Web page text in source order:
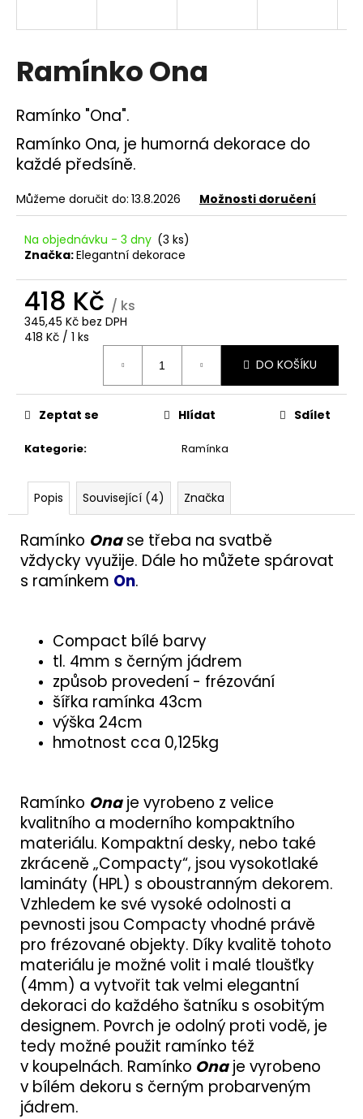
Ramínko Ona
Ramínko "Ona".
Ramínko Ona, je humorná dekorace do
každé předsíně.
Můžeme doručit do: 13.8.2026 Možnosti doručení
Na objednávku - 3 dny (3 ks)
Značka:Elegantní dekorace
418 Kč / ks
345,45 Kč bez DPH
Měrná
418 Kč / 1 ks
DO KOŠÍKU
Kategorie: Ramínka
Zeptat se Hlídat Sdílet
Popis Související (4) Značka
Ramínko Onase třeba na svatbě
vždycky využije. Dále ho můžete spárovat
s ramínkem On.
Compact bílé barvy
tl. 4mm s černým jádrem
způsob provedení - frézování
šířka ramínka 43cm
výška 24cm
hmotnost cca 0,125kg
Ramínko Onaje vyrobeno z velice
kvalitního a moderního kompaktního
materiálu. Kompaktní desky, nebo také
zkráceně „Compacty“, jsou vysokotlaké
lamináty (HPL) s oboustranným dekorem.
Vzhledem ke své vysoké odolnosti a
pevnosti jsou Compacty vhodné právě
pro frézované objekty. Díky kvalitě tohoto
materiálu je možné volit i malé tloušťky
(4mm) a vytvořit tak velmi elegantní
dekoraci do každého šatníku s osobitým
designem. Povrch je odolný proti vodě, je
tedy možné použit ramínko též
v koupelnách. Ramínko Onaje vyrobeno
v bílém dekoru s černým probarveným
jádrem.
í
t
?
D
o
p
o
j
e
e
POLICE
100X200
477
Kč